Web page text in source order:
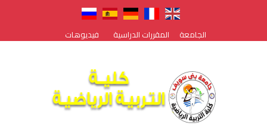
الجامعة المقررات الدراسية فيديوهات